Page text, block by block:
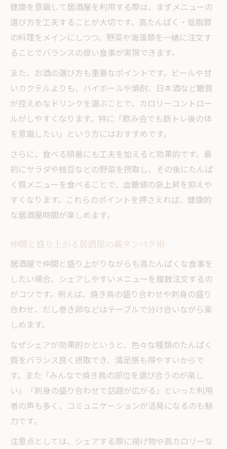
健康を意識して居酒屋を利用する際は、まずメニューの
選び方を工夫することが大切です。高たんぱく・低脂質
の料理をメインにしつつ、野菜や海藻類を一緒に注文す
ることでバランスの良い食事が実現できます。
また、お酒の選び方も重要なポイントです。ビールや甘
いカクテルよりも、ハイボールや焼酎、日本酒など糖質
が控えめなドリンクを選ぶことで、カロリーコントロー
ルがしやすくなります。特に「飲み会でも筋トレ後の体
を意識したい」という方にはおすすめです。
さらに、食べる順番にも工夫を加えると効果的です。最
初にサラダや枝豆などの野菜を摂取し、その後にたんぱ
く質メニューを食べることで、血糖値の急上昇を抑えや
すくなります。これらのポイントを押さえれば、健康的
な居酒屋時間が楽しめます。
仲間と盛り上がる居酒屋の高タンパク術
居酒屋で仲間と盛り上がりながらも高たんぱくな食事を
したい場合、シェアしやすいメニューを複数注文するの
がコツです。例えば、焼き鳥の盛り合わせや刺身の盛り
合わせ、だし巻き卵などはテーブルで分け合いながら楽
しめます。
なぜシェアが効果的かというと、色々な種類のたんぱく
質をバランス良く摂取でき、満足感も得やすいからで
す。また「みんなで焼き鳥の部位を選び合うのが楽し
い」「刺身の盛り合わせで話題が広がる」といった利用
者の声も多く、コミュニケーションが活発になるのも魅
力です。
注意点としては、シェアする際に揚げ物や高カロリーな